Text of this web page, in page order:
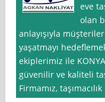
eve
olan
anlayışıyla
yaşatmayı
ekiplerimiz ile
güvenilir ve kaliteli
Firmamız,